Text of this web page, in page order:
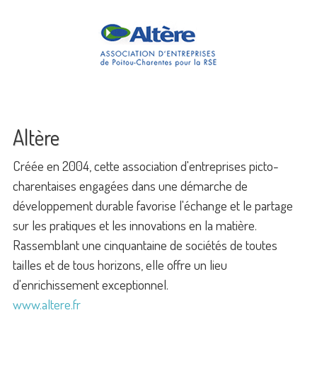
Altère
Créée en 2004, cette association d'entreprises picto-
charentaises engagées dans une démarche de
développement durable favorise l'échange et le partage
sur les pratiques et les innovations en la matière.
Rassemblant une cinquantaine de sociétés de toutes
tailles et de tous horizons, elle offre un lieu
d'enrichissement exceptionnel.
www.altere.fr